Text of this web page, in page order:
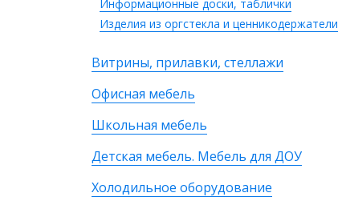
Информационные доски, таблички
Изделия из оргстекла и ценникодержатели
Витрины, прилавки, стеллажи
Офисная мебель
Школьная мебель
Детская мебель. Мебель для ДОУ
Холодильное оборудование